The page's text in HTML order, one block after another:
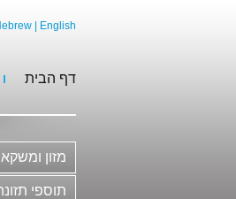
| English
דף הבית
מזון
משקאות
תוספי